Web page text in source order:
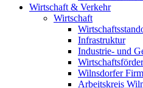
Wirtschaft & Verkehr
Wirtschaft
Infrastruktur
Industrie- und
Wilnsdorfer
Arbeitskreis